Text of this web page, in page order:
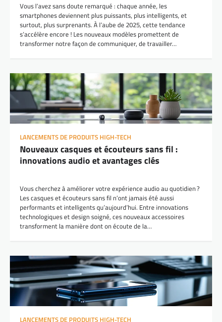
Vous l’avez sans doute remarqué : chaque année, les
smartphones deviennent plus puissants, plus intelligents, et
surtout, plus surprenants. À l’aube de 2025, cette tendance
s’accélère encore ! Les nouveaux modèles promettent de
transformer notre façon de communiquer, de travailler…
LANCEMENTS DE PRODUITS HIGH-TECH
Nouveaux casques et écouteurs sans fil :
innovations audio et avantages clés
Vous cherchez à améliorer votre expérience audio au quotidien ?
Les casques et écouteurs sans fil n’ont jamais été aussi
performants et intelligents qu’aujourd’hui. Entre innovations
technologiques et design soigné, ces nouveaux accessoires
transforment la manière dont on écoute de la…
LANCEMENTS DE PRODUITS HIGH-TECH